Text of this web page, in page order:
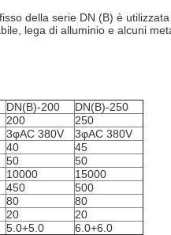
della serie DN (B) è
lega di alluminio e alcuni
DN(B)-200
DN(B)-250
200
250
3φAC 380V
3φAC 380V
40
45
50
50
10000
15000
450
500
80
80
20
20
5.0+5.0 6.0+6.0